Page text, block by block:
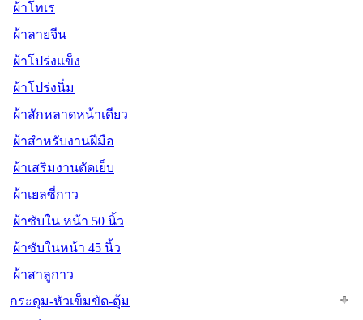
ผ้าโทเร
ผ้าลายจีน
ผ้าโปร่งแข็ง
ผ้าโปร่งนิ่ม
ผ้าสักหลาดหน้าเดียว
ผ้าสำหรับงานฝีมือ
ผ้าเสริมงานตัดเย็บ
ผ้าเยลซี่กาว
ผ้าซับใน หน้า 50 นิ้ว
ผ้าซับในหน้า 45 นิ้ว
ผ้าสาลูกาว
กระดุม-หัวเข็มขัด-ตุ้ม